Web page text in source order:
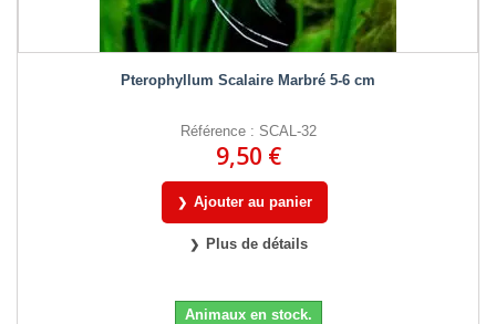
Pterophyllum Scalaire Marbré 5-6 cm
Référence : SCAL-32
9,50 €
Ajouter au panier
Plus de détails
Animaux en stock.